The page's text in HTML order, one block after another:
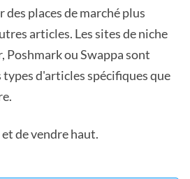
des places de marché plus
articles. Les sites de niche
Poshmark ou Swappa sont
d'articles spécifiques que
de vendre haut.